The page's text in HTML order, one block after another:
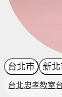
台北市 新
台北忠孝教室